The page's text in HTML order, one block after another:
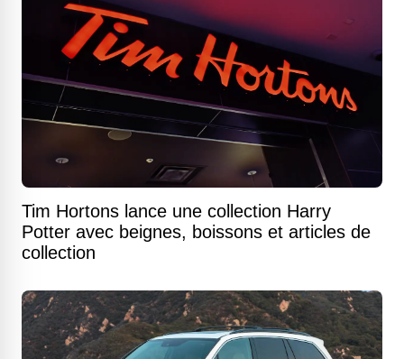
Tim Hortons lance une collection Harry
Potter avec beignes, boissons et articles de
collection